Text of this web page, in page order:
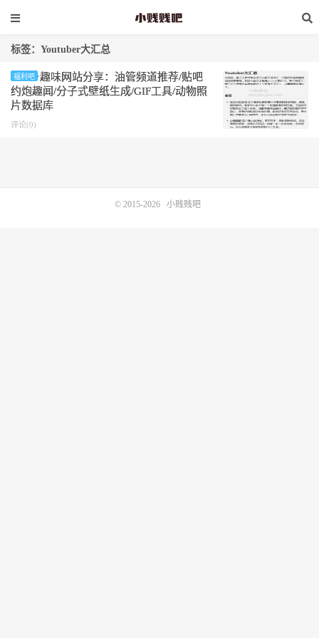
标签：Youtuber大汇总
福利吧
趣味网站分享：油管频道推荐/贴吧
约炮趣闻/分子式壁纸生成/GIF工具/动物照
片数据库
评论(0)
© 2015-2026 小贱贱吧